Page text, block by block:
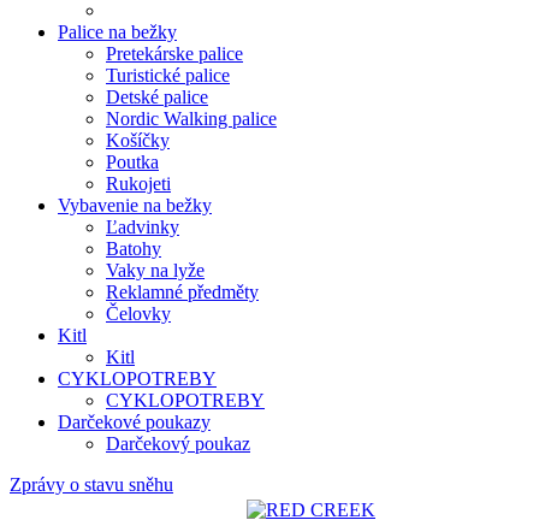
Palice na bežky
Pretekárske palice
Turistické palice
Detské palice
Nordic Walking palice
Košíčky
Poutka
Rukojeti
Vybavenie na bežky
Ľadvinky
Batohy
Vaky na lyže
Reklamné předměty
Čelovky
Kitl
Kitl
CYKLOPOTREBY
CYKLOPOTREBY
Darčekové poukazy
Darčekový poukaz
Zprávy o stavu sněhu